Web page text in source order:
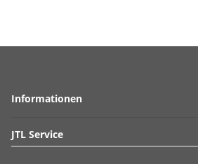
Informationen
JTL Service